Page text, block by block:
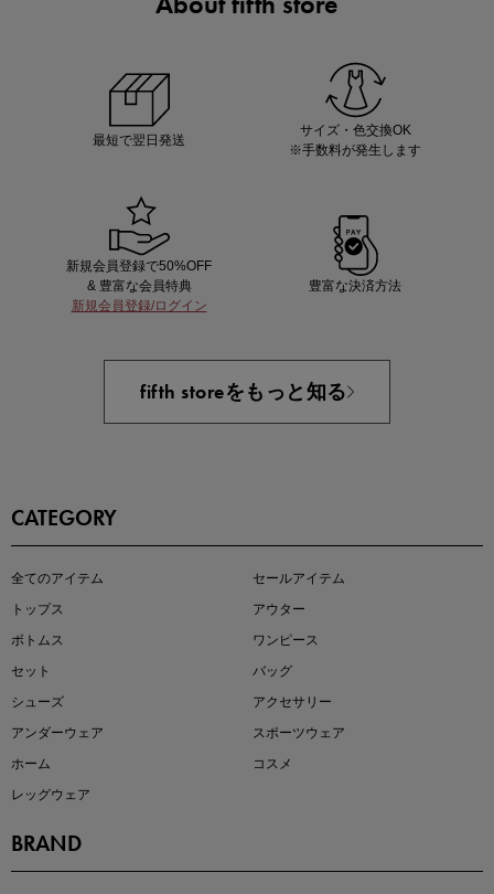
即戦力アイテム続々対象
最短で翌日発送
サイズ・色交換OK
※手数料が発生します
新規会員登録で50%OFF
& 豊富な会員特典
新規会員登録/ログイン
豊富な決済方法
fifth storeをもっと知る
CATEGORY
全てのアイテム
セールアイテム
トップス
アウター
ボトムス
ワンピース
セット
バッグ
シューズ
アクセサリー
アンダーウェア
スポーツウェア
ホーム
コスメ
レッグウェア
BRAND